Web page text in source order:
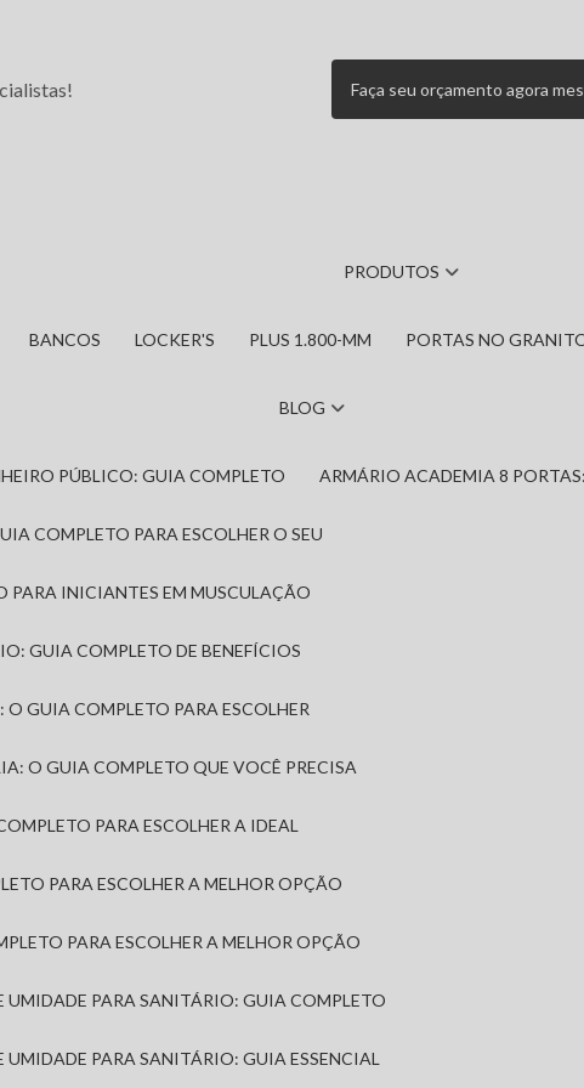
Faça seu orçamento agora
PRODUTOS
BANCOS LOCKER'S PLUS 1.800-MM PORTAS NO
BLOG
PÚBLICO: GUIA COMPLETO ARMÁRIO ACADEMIA 8
COMPLETO PARA ESCOLHER O SEU
PARA INICIANTES EM MUSCULAÇÃO
GUIA COMPLETO DE BENEFÍCIOS
GUIA COMPLETO PARA ESCOLHER
O GUIA COMPLETO QUE VOCÊ PRECISA
PARA ESCOLHER A IDEAL
PARA ESCOLHER A MELHOR OPÇÃO
PARA ESCOLHER A MELHOR OPÇÃO
UMIDADE PARA SANITÁRIO: GUIA COMPLETO
UMIDADE PARA SANITÁRIO: GUIA ESSENCIAL